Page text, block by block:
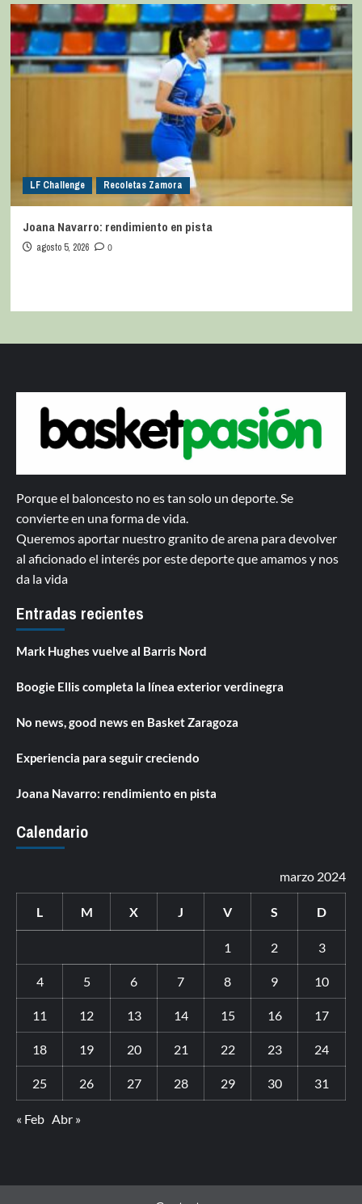
LF Challenge Recoletas Zamora
Joana Navarro: rendimiento en pista
agosto 5, 2026 0
Porque el baloncesto no es tan solo un deporte. Se
convierte en una forma de vida.
Queremos aportar nuestro granito de arena para devolver
al aficionado el interés por este deporte que amamos y nos
da la vida
Entradas recientes
Mark Hughes vuelve al Barris Nord
Boogie Ellis completa la línea exterior verdinegra
No news, good news en Basket Zaragoza
Experiencia para seguir creciendo
Joana Navarro: rendimiento en pista
Calendario
marzo 2024
L M X J V S D
1 2 3
4 5 6 7 8 9 10
11 12 13 14 15 16 17
18 19 20 21 22 23 24
25 26 27 28 29 30 31
« Feb Abr »